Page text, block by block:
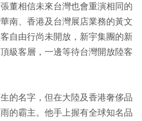
董相信未來台灣也會重演相同的
南、香港及台灣展店業務的黃文
自由行尚未開放，新宇集團的新
級客層，一邊等待台灣開放陸客
的名字，但在大陸及香港奢侈品
的霸主。他手上握有全球知名品